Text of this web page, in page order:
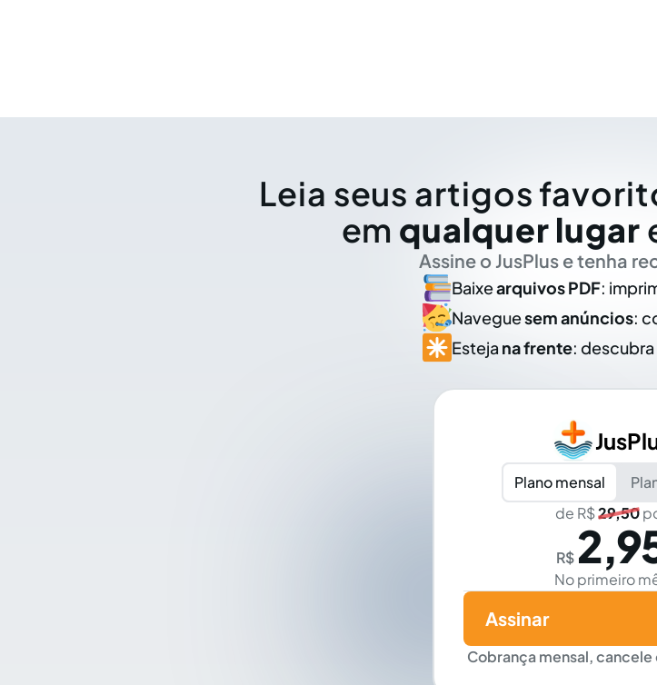
Leia seus artigos
em qualquer lugar
Assine o JusPlus e tenha
Baixearquivos PDF:
Naveguesem anúncios:
Esteja na frente:
Plano mensal
de R$29,50
R$
No primeiro
Cobrança mensal,
Assinar